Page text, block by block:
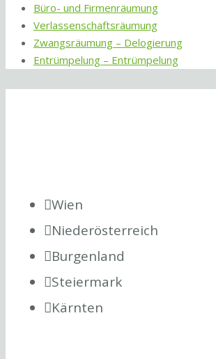
Büro- und Firmenräumung
Verlassenschaftsräumung
Zwangsräumung – Delogierung
Entrümpelung – Entrümpelung
Wien
Niederösterreich
Burgenland
Steiermark
Kärnten